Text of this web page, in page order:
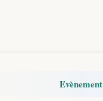
Evènement